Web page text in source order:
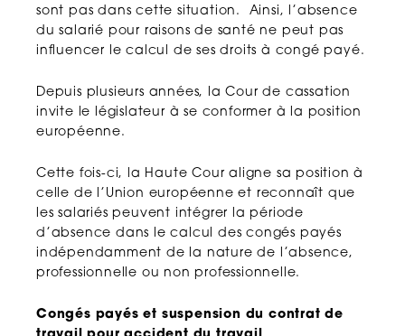
sont pas dans cette situation. Ainsi, l’absence
du salarié pour raisons de santé ne peut pas
influencer le calcul de ses droits à congé payé.
Depuis plusieurs années, la Cour de cassation
invite le législateur à se conformer à la position
européenne.
Cette fois-ci, la Haute Cour aligne sa position à
celle de l’Union européenne et reconnaît que
les salariés peuvent intégrer la période
d’absence dans le calcul des congés payés
indépendamment de la nature de l’absence,
professionnelle ou non professionnelle.
Congés payés et suspension du contrat de